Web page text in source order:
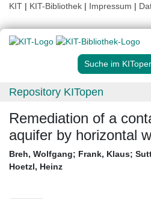
KIT | KIT-Bibliothek | Impressum |
Suche im
Repository KITopen
Remediation of a
aquifer by horizontal
Breh, Wolfgang; Frank, Klaus;
Hoetzl, Heinz